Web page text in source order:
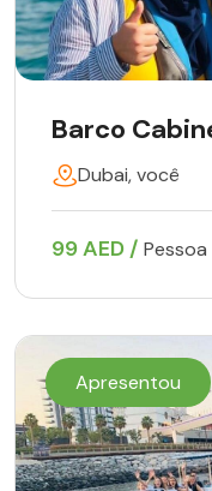
Barco
Dubai, você
99 AED / Pessoa
Apresentou